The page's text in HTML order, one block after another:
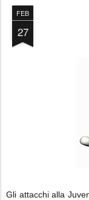
FEB
27
Gli attacchi alla